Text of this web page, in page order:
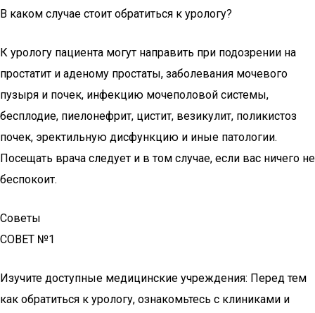
В каком случае стоит обратиться к урологу?
К урологу пациента могут направить при подозрении на
простатит и аденому простаты, заболевания мочевого
пузыря и почек, инфекцию мочеполовой системы,
бесплодие, пиелонефрит, цистит, везикулит, поликистоз
почек, эректильную дисфункцию и иные патологии.
Посещать врача следует и в том случае, если вас ничего не
беспокоит.
Советы
СОВЕТ №1
Изучите доступные медицинские учреждения: Перед тем
как обратиться к урологу, ознакомьтесь с клиниками и